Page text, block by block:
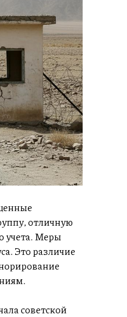
отличную
учета. Меры
Это различие
советской